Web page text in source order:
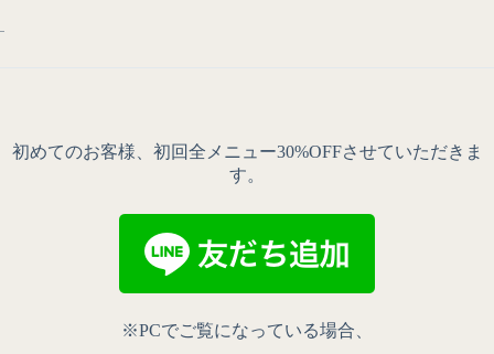
初めてのお客様、初回全メニュー30%OFFさせていただきま
す。
※PCでご覧になっている場合、